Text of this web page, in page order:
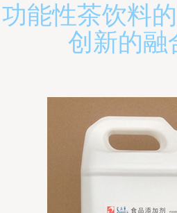
功能性茶饮料
创新的融